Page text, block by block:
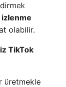
olabilir.
TikTok
üretmekle